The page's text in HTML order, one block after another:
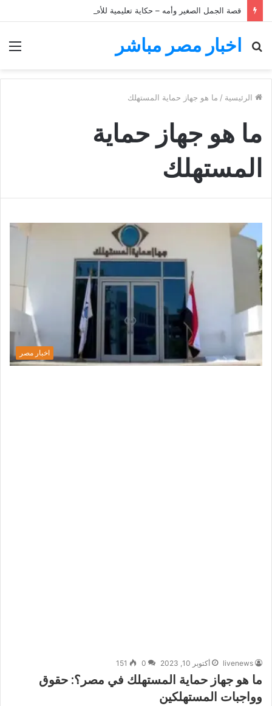
قصة الجمل الصغير وأمه – حكاية تعليمية للأطفال
اخبار مصر مباشر
بحث
الرئيسية / ما هو جهاز حماية المستهلك
ما هو جهاز حماية
المستهلك
اخبار مصر
livenews أكتوبر 10, 2023 0
151
ما هو جهاز حماية المستهلك في مصر؟: حقوق
وواجبات المستهلكين